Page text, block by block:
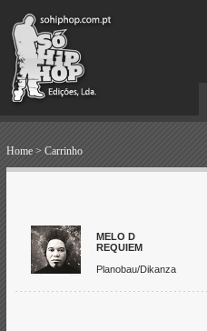
Home > Carrinho
MELO D
REQUIEM
Planobau/Dikanza